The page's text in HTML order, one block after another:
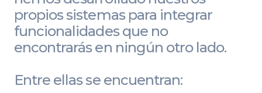
propios sistemas para integrar
funcionalidades que no
encontrarás en ningún otro lado.
Entre ellas se encuentran: